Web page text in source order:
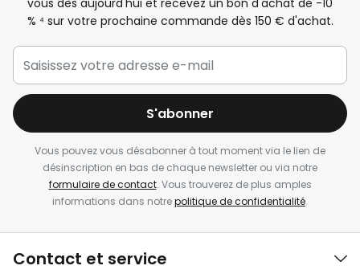
vous dès aujourd'hui et recevez un bon d'achat de -10
% ⁴ sur votre prochaine commande dès 150 € d'achat.
S'abonner
Vous pouvez vous désabonner à tout moment via le lien de
désinscription en bas de chaque newsletter ou via notre
formulaire de contact. Vous trouverez de plus amples
informations dans notrepolitique de confidentialité.
Contact et service